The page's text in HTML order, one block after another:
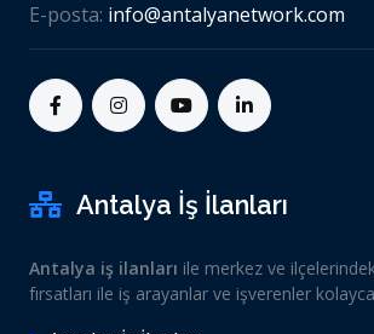
E-posta: info@antalyanetwork.com
Antalya İş İlanları
Antalya iş ilanları ile merkez ve
fırsatları ile iş arayanlar ve işverenler